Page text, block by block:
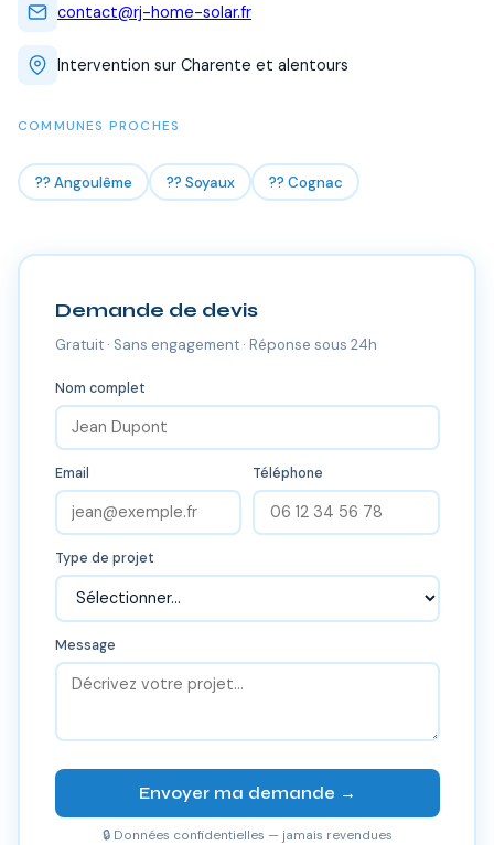
contact@rj-home-solar.fr
Intervention sur Charente et alentours
COMMUNES PROCHES
?? Angoulême ?? Soyaux ?? Cognac
Demande de devis
Gratuit · Sans engagement · Réponse sous 24h
Nom complet
Email Téléphone
Type de projet
Message
Envoyer ma demande →
🔒 Données confidentielles — jamais revendues